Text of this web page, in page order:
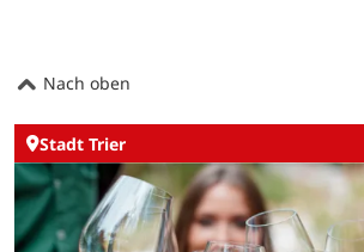
Nach oben
Stadt Trier